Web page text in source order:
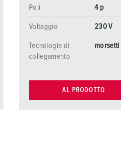
Poli 4 p
Voltaggio 230 V
Tecnologie di
collegamento
morsetti
AL PRODOTTO